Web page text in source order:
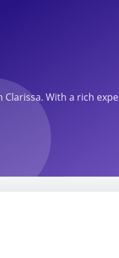
Clarissa. With a rich